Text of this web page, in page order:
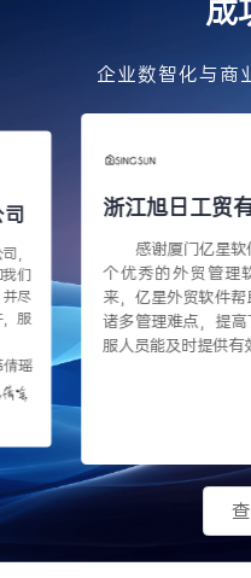
成
企业数智化与商
，
们
尽
服
倩瑶
浙江旭日工贸
感谢厦门亿星
个优秀的外贸管理
来，亿星外贸软件
诸多管理难点，提
服人员能及时提供有